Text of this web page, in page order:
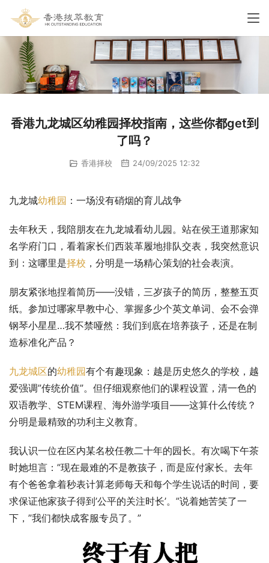
香港九龙城区幼稚园择校指南，这些你都get到
了吗？
香港择校 24/09/2025 12:32
九龙城幼稚园 ：一场没有硝烟的育儿战争
去年秋天，我陪朋友在九龙城看幼儿园。站在侯王道那家知
名学府门口，看着家长们西装革履地排队交表，我突然意识
到：这哪里是择校 ，分明是一场精心策划的社会表演。
朋友紧张地捏着简历——没错，三岁孩子的简历，整整五页
纸。参加过哪家早教中心、掌握多少个英文单词、会不会弹
钢琴小星星…我不禁哑然：我们到底在培养孩子，还是在制
造标准化产品？
九龙城区的幼稚园有个有趣现象：越是历史悠久的学校，越
爱强调”传统价值”。但仔细观察他们的课程设置，清一色的
双语教学、STEM课程、海外游学项目——这算什么传统？
分明是最精致的功利主义教育。
我认识一位在区内某名校任教二十年的园长。有次喝下午茶
时她坦言：”现在最难的不是教孩子，而是应付家长。去年
有个爸爸拿着秒表计算老师每天和每个学生说话的时间，要
求保证他家孩子得到’公平的关注时长’。”说着她苦笑了一
下，”我们都快成客服专员了。”